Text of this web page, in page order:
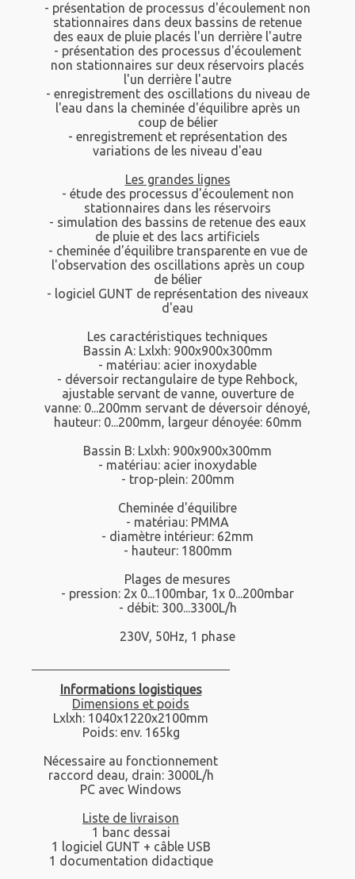
- présentation de processus d'écoulement non
stationnaires dans deux bassins de retenue
des eaux de pluie placés l'un derrière l'autre
- présentation des processus d'écoulement
non stationnaires sur deux réservoirs placés
l'un derrière l'autre
- enregistrement des oscillations du niveau de
l'eau dans la cheminée d'équilibre après un
coup de bélier
- enregistrement et représentation des
variations de les niveau d'eau
Les grandes lignes
- étude des processus d'écoulement non
stationnaires dans les réservoirs
- simulation des bassins de retenue des eaux
de pluie et des lacs artificiels
- cheminée d'équilibre transparente en vue de
l'observation des oscillations après un coup
de bélier
- logiciel GUNT de représentation des niveaux
d'eau
Les caractéristiques techniques
Bassin A: Lxlxh: 900x900x300mm
- matériau: acier inoxydable
- déversoir rectangulaire de type Rehbock,
ajustable servant de vanne, ouverture de
vanne: 0...200mm servant de déversoir dénoyé,
hauteur: 0...200mm, largeur dénoyée: 60mm
Bassin B: Lxlxh: 900x900x300mm
- matériau: acier inoxydable
- trop-plein: 200mm
Cheminée d'équilibre
- matériau: PMMA
- diamètre intérieur: 62mm
- hauteur: 1800mm
Plages de mesures
- pression: 2x 0...100mbar, 1x 0...200mbar
- débit: 300...3300L/h
230V, 50Hz, 1 phase
Informations logistiques
Dimensions et poids
Lxlxh: 1040x1220x2100mm
Poids: env. 165kg
Nécessaire au fonctionnement
raccord deau, drain: 3000L/h
PC avec Windows
Liste de livraison
1 banc dessai
1 logiciel GUNT + câble USB
1 documentation didactique